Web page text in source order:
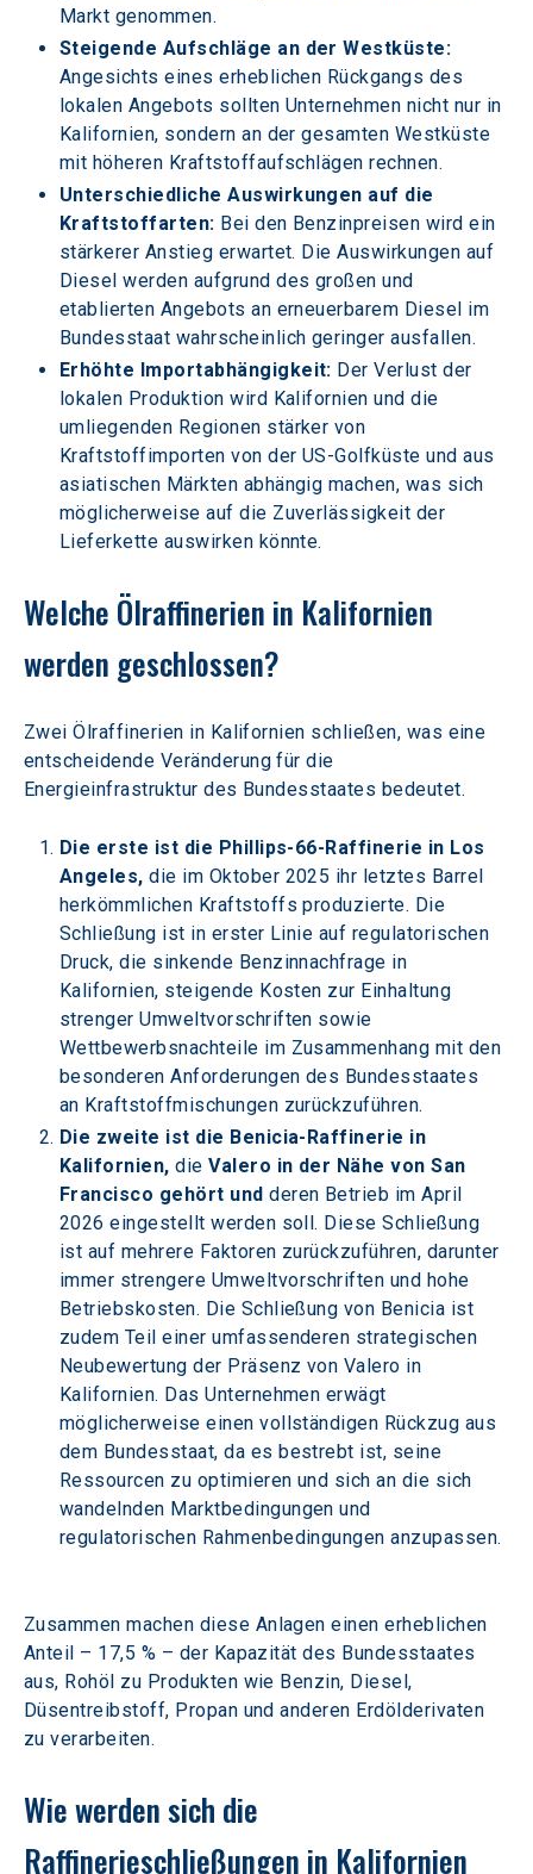
Markt genommen.
Steigende Aufschläge an der Westküste:
Angesichts eines erheblichen Rückgangs des
lokalen Angebots sollten Unternehmen nicht nur in
Kalifornien, sondern an der gesamten Westküste
mit höheren Kraftstoffaufschlägen rechnen.
Unterschiedliche Auswirkungen auf die
Kraftstoffarten: Bei den Benzinpreisen wird ein
stärkerer Anstieg erwartet. Die Auswirkungen auf
Diesel werden aufgrund des großen und
etablierten Angebots an erneuerbarem Diesel im
Bundesstaat wahrscheinlich geringer ausfallen.
Erhöhte Importabhängigkeit: Der Verlust der
lokalen Produktion wird Kalifornien und die
umliegenden Regionen stärker von
Kraftstoffimporten von der US-Golfküste und aus
asiatischen Märkten abhängig machen, was sich
möglicherweise auf die Zuverlässigkeit der
Lieferkette auswirken könnte.
Welche Ölraffinerien in Kalifornien
werden geschlossen?
Zwei Ölraffinerien in Kalifornien schließen, was eine
entscheidende Veränderung für die
Energieinfrastruktur des Bundesstaates bedeutet.
Die erste ist die Phillips-66-Raffinerie in Los
Angeles, die im Oktober 2025 ihr letztes Barrel
herkömmlichen Kraftstoffs produzierte. Die
Schließung ist in erster Linie auf regulatorischen
Druck, die sinkende Benzinnachfrage in
Kalifornien, steigende Kosten zur Einhaltung
strenger Umweltvorschriften sowie
Wettbewerbsnachteile im Zusammenhang mit den
besonderen Anforderungen des Bundesstaates
an Kraftstoffmischungen zurückzuführen.
Die zweite ist die Benicia-Raffinerie in
Kalifornien, die Valero in der Nähe von San
Francisco gehört und deren Betrieb im April
2026 eingestellt werden soll. Diese Schließung
ist auf mehrere Faktoren zurückzuführen, darunter
immer strengere Umweltvorschriften und hohe
Betriebskosten. Die Schließung von Benicia ist
zudem Teil einer umfassenderen strategischen
Neubewertung der Präsenz von Valero in
Kalifornien. Das Unternehmen erwägt
möglicherweise einen vollständigen Rückzug aus
dem Bundesstaat, da es bestrebt ist, seine
Ressourcen zu optimieren und sich an die sich
wandelnden Marktbedingungen und
regulatorischen Rahmenbedingungen anzupassen.
Zusammen machen diese Anlagen einen erheblichen
Anteil – 17,5 % – der Kapazität des Bundesstaates
aus, Rohöl zu Produkten wie Benzin, Diesel,
Düsentreibstoff, Propan und anderen Erdölderivaten
zu verarbeiten.
Wie werden sich die
Raffinerieschließungen in Kalifornien